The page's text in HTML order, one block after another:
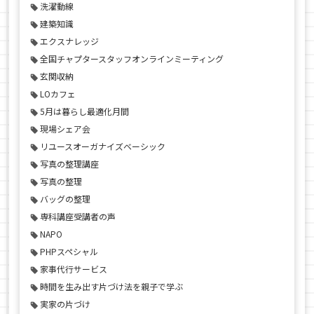
洗濯動線
建築知識
エクスナレッジ
全国チャプタースタッフオンラインミーティング
玄関収納
LOカフェ
5月は暮らし最適化月間
現場シェア会
リユースオーガナイズベーシック
写真の整理講座
写真の整理
バッグの整理
専科講座受講者の声
NAPO
PHPスペシャル
家事代行サービス
時間を生み出す片づけ法を親子で学ぶ
実家の片づけ